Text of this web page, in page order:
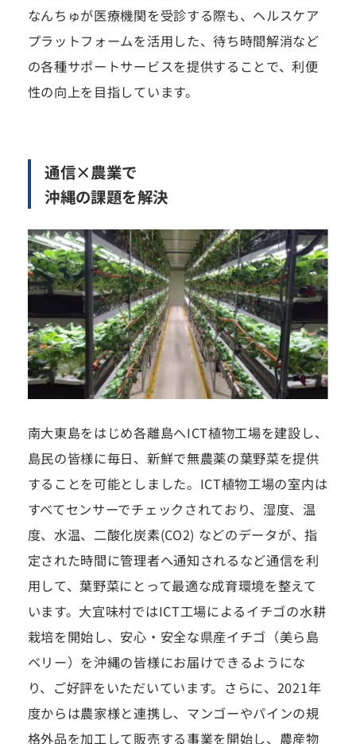
なんちゅが医療機関を受診する際も、ヘルスケア
プラットフォームを活用した、待ち時間解消など
の各種サポートサービスを提供することで、利便
性の向上を目指しています。
通信×農業で
沖縄の課題を解決
南大東島をはじめ各離島へICT植物工場を建設し、
島民の皆様に毎日、新鮮で無農薬の葉野菜を提供
することを可能としました。ICT植物工場の室内は
すべてセンサーでチェックされており、湿度、温
度、水温、二酸化炭素(CO2) などのデータが、指
定された時間に管理者へ通知されるなど通信を利
用して、葉野菜にとって最適な成育環境を整えて
います。大宜味村ではICT工場によるイチゴの水耕
栽培を開始し、安心・安全な県産イチゴ（美ら島
ベリー）を沖縄の皆様にお届けできるようにな
り、ご好評をいただいています。さらに、2021年
度からは農家様と連携し、マンゴーやパインの規
格外品を加工して販売する事業を開始し、農産物